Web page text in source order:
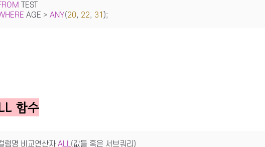
TEST
AGE > ANY(20, 22, 31 );
함수
럼명 비교연산자 ALL(값들 혹은 서브쿼리)